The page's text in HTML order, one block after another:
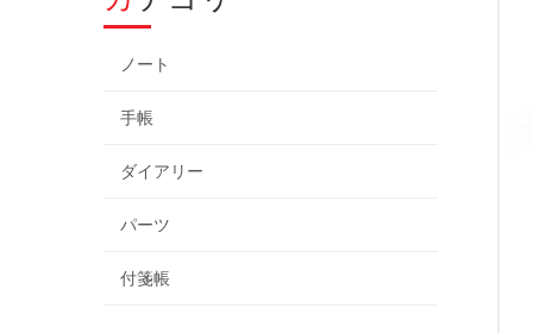
ノート
手帳
ダイアリー
パーツ
付箋帳